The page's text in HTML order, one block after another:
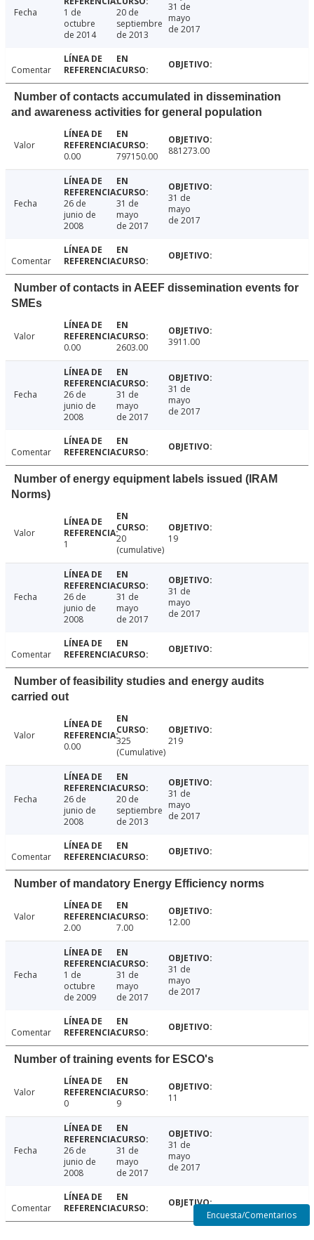
Fecha
1 de
octubre
de 2014
20 de
septiembre
de 2013
31 de
mayo
de 2017
Comentar
Number of contacts accumulated in dissemination
and awareness activities for general population
Valor
0.00
797150.00 881273.00
Fecha
26 de
junio de
2008
31 de
mayo
de 2017
31 de
mayo
de 2017
Comentar
Number of contacts in AEEF dissemination events for
SMEs
Valor
0.00
2603.00 3911.00
Fecha
26 de
junio de
2008
31 de
mayo
de 2017
31 de
mayo
de 2017
Comentar
Number of energy equipment labels issued (IRAM
Norms)
Valor
1
20
(cumulative)
19
Fecha
26 de
junio de
2008
31 de
mayo
de 2017
31 de
mayo
de 2017
Comentar
Number of feasibility studies and energy audits
carried out
Valor
0.00
325
(Cumulative)
219
Fecha
26 de
junio de
2008
20 de
septiembre
de 2013
31 de
mayo
de 2017
Comentar
Number of mandatory Energy Efficiency norms
Valor
2.00
7.00 12.00
Fecha
1 de
octubre
de 2009
31 de
mayo
de 2017
31 de
mayo
de 2017
Comentar
Number of training events for ESCO's
Valor
0
9 11
Fecha
26 de
junio de
2008
31 de
mayo
de 2017
31 de
mayo
de 2017
Comentar
Encuesta/Comentarios